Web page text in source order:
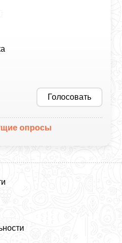
Голосовать
опросы